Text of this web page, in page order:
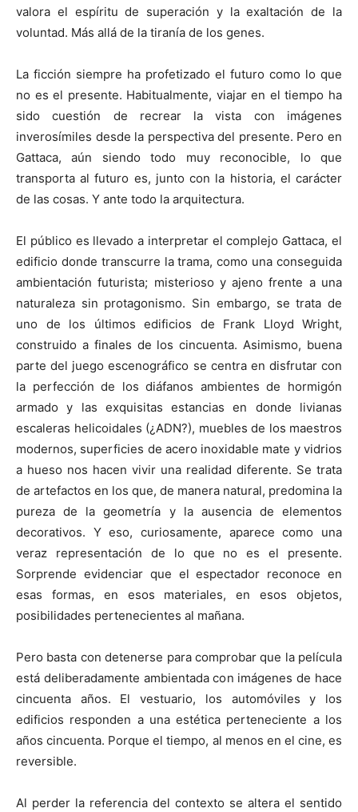
valora el espíritu de superación y la exaltación de la
voluntad. Más allá de la tiranía de los genes.
La ficción siempre ha profetizado el futuro como lo que
no es el presente. Habitualmente, viajar en el tiempo ha
sido cuestión de recrear la vista con imágenes
inverosímiles desde la perspectiva del presente. Pero en
Gattaca, aún siendo todo muy reconocible, lo que
transporta al futuro es, junto con la historia, el carácter
de las cosas. Y ante todo la arquitectura.
El público es llevado a interpretar el complejo Gattaca, el
edificio donde transcurre la trama, como una conseguida
ambientación futurista; misterioso y ajeno frente a una
naturaleza sin protagonismo. Sin embargo, se trata de
uno de los últimos edificios de Frank Lloyd Wright,
construido a finales de los cincuenta. Asimismo, buena
parte del juego escenográfico se centra en disfrutar con
la perfección de los diáfanos ambientes de hormigón
armado y las exquisitas estancias en donde livianas
escaleras helicoidales (¿ADN?), muebles de los maestros
modernos, superficies de acero inoxidable mate y vidrios
a hueso nos hacen vivir una realidad diferente. Se trata
de artefactos en los que, de manera natural, predomina la
pureza de la geometría y la ausencia de elementos
decorativos. Y eso, curiosamente, aparece como una
veraz representación de lo que no es el presente.
Sorprende evidenciar que el espectador reconoce en
esas formas, en esos materiales, en esos objetos,
posibilidades pertenecientes al mañana.
Pero basta con detenerse para comprobar que la película
está deliberadamente ambientada con imágenes de hace
cincuenta años. El vestuario, los automóviles y los
edificios responden a una estética perteneciente a los
años cincuenta. Porque el tiempo, al menos en el cine, es
reversible.
Al perder la referencia del contexto se altera el sentido